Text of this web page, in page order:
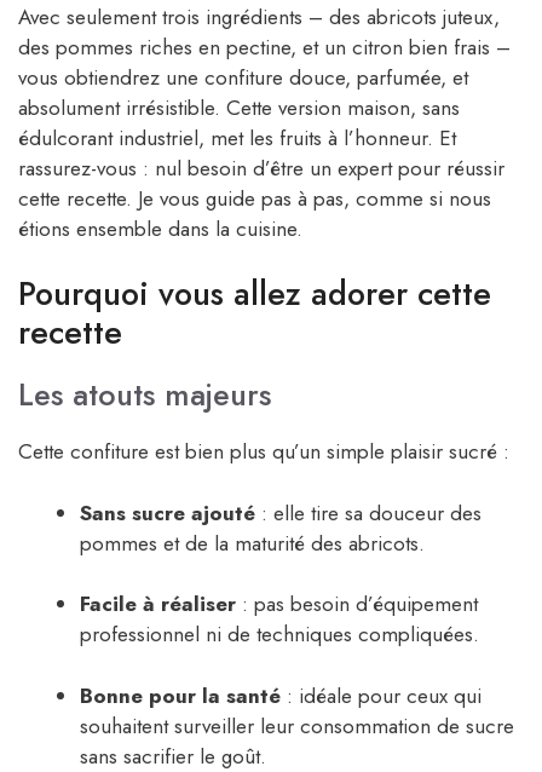
Avec seulement trois ingrédients – des abricots juteux,
des pommes riches en pectine, et un citron bien frais –
vous obtiendrez une confiture douce, parfumée, et
absolument irrésistible. Cette version maison, sans
édulcorant industriel, met les fruits à l’honneur. Et
rassurez-vous : nul besoin d’être un expert pour réussir
cette recette. Je vous guide pas à pas, comme si nous
étions ensemble dans la cuisine.
Pourquoi vous allez adorer cette
recette
Les atouts majeurs
Cette confiture est bien plus qu’un simple plaisir sucré :
Sans sucre ajouté : elle tire sa douceur des
pommes et de la maturité des abricots.
Facile à réaliser : pas besoin d’équipement
professionnel ni de techniques compliquées.
Bonne pour la santé : idéale pour ceux qui
souhaitent surveiller leur consommation de sucre
sans sacrifier le goût.